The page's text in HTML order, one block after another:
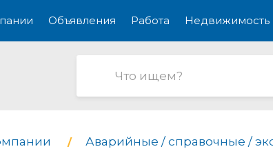
Объявления Работа Недвижимость
Аварийные / справочные /